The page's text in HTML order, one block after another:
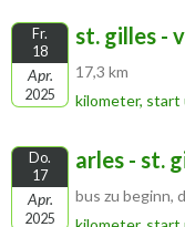
Fr.
18
Apr.
2025
st. gilles -
17,3 km
kilometer, start
Do.
17
Apr.
2025
arles - st.
bus zu beginn,